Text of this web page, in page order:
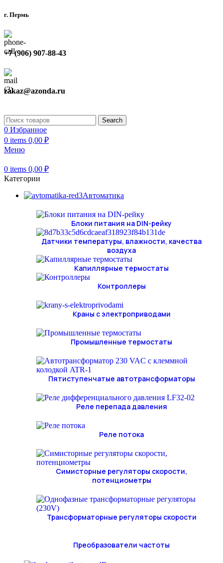
г. Пермь
+7 (906) 907-88-43
zakaz@azonda.ru
Search
0 Избранное
0 items 0,00 ₽
Меню
0 items 0,00 ₽
Категории
Автоматика
Блоки питания на DIN-рейку
Датчики температуры, влажности, качества
воздуха
Капиллярные термостаты
Контроллеры
Краны с электроприводами
Промышленные термостаты
Пятиступенчатые автотрансформаторы
Реле перепада давления
Реле потока
Симисторные регуляторы скорости,
потенциометры
Трансформаторные регуляторы скорости
Преобразователи частоты